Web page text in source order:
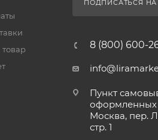
товар
ПОДПИСАТЬСЯ
8 (800) 600-
Пункт
оформленных
Москва, пер.
стр. 1